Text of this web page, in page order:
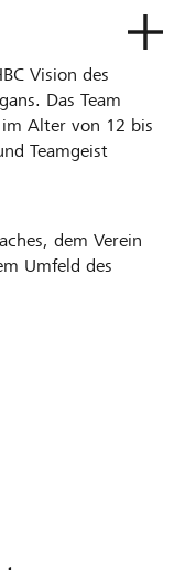
Vision des
Das Team
Alter von 12 bis
Teamgeist
dem Verein
Umfeld des